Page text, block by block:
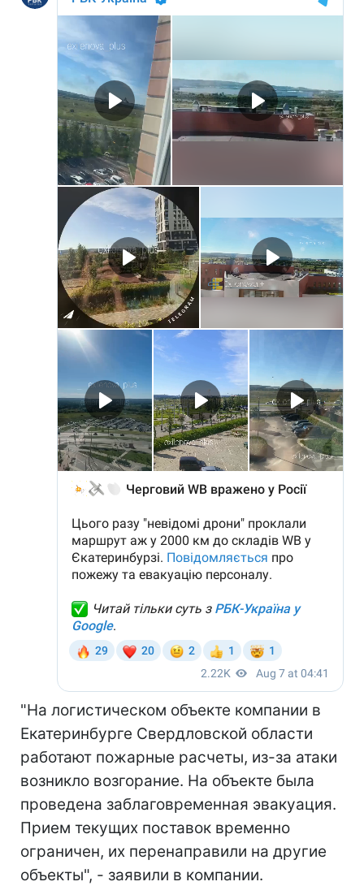
"На логистическом объекте компании в
Екатеринбурге Свердловской области
работают пожарные расчеты, из-за атаки
возникло возгорание. На объекте была
проведена заблаговременная эвакуация.
Прием текущих поставок временно
ограничен, их перенаправили на другие
объекты", - заявили в компании.